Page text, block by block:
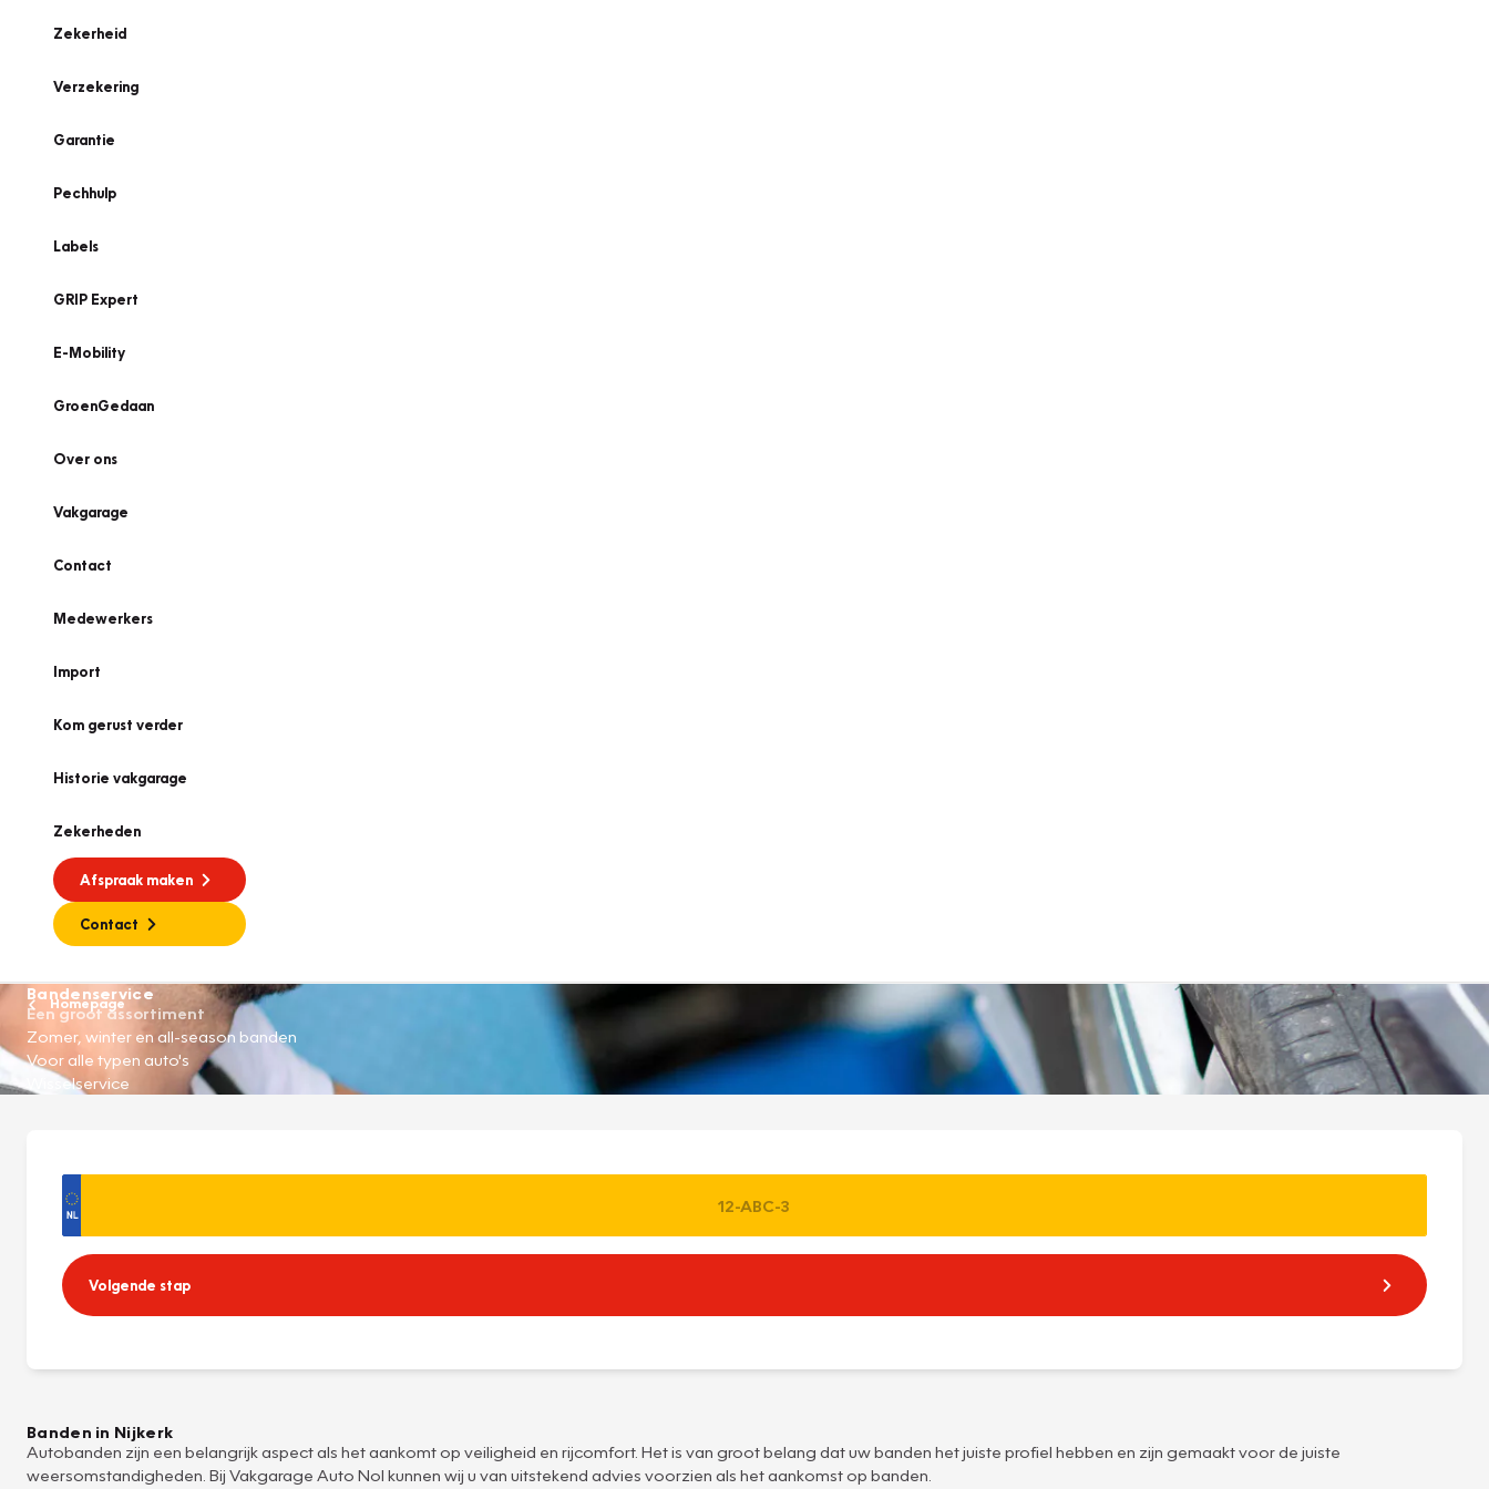
Zekerheid
Verzekering
Garantie
Pechhulp
Labels
GRIP Expert
E-Mobility
GroenGedaan
Over ons
Vakgarage
Contact
Medewerkers
Import
Kom gerust verder
Historie vakgarage
Zekerheden
Afspraak maken
Contact
Homepage
Bandenservice
Een groot assortiment
Zomer, winter en all-season banden
Voor alle typen auto's
Wisselservice
Volgende stap
Banden in Nijkerk
Autobanden zijn een belangrijk aspect als het aankomt op veiligheid en rijcomfort. Het is van groot belang dat uw banden het juiste profiel hebben en zijn gemaakt voor de juiste
weersomstandigheden. Bij Vakgarage Auto Nol kunnen wij u van uitstekend advies voorzien als het aankomst op banden.